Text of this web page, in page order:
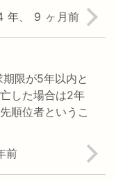
年、 9 ヶ月前
限が5年以内と
した場合は2年
順位者というこ
前